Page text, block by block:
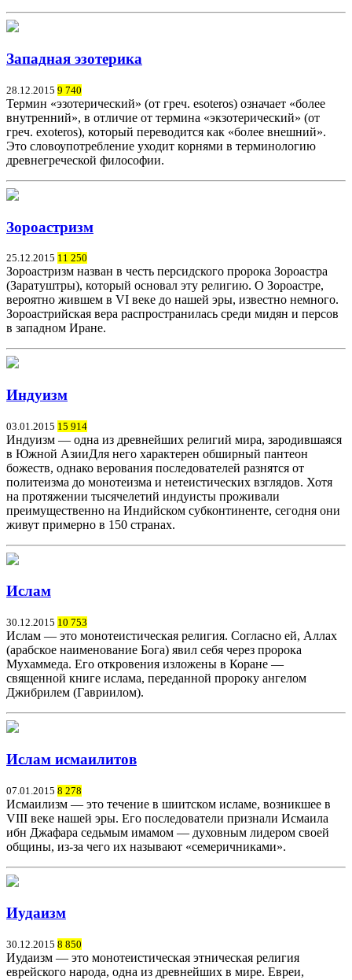
Западная эзотерика
28.12.2015 9 740
Термин «эзотерический» (от греч. esoteros) означает «более
внутренний», в отличие от термина «экзотерический» (от
греч. exoteros), который переводится как «более внешний».
Это словоупотребление уходит корнями в терминологию
древнегреческой философии.
Зороастризм
25.12.2015 11 250
Зороастризм назван в честь персидского пророка Зороастра
(Заратуштры), который основал эту религию. О Зороастре,
вероятно жившем в VI веке до нашей эры, известно немного.
Зороастрийская вера распространилась среди мидян и персов
в западном Иране.
Индуизм
03.01.2015 15 914
Индуизм — одна из древнейших религий мира, зародившаяся
в Южной АзииДля него характерен обширный пантеон
божеств, однако верования последователей разнятся от
политеизма до монотеизма и нетеистических взглядов. Хотя
на протяжении тысячелетий индуисты проживали
преимущественно на Индийском субконтиненте, сегодня они
живут примерно в 150 странах.
Ислам
30.12.2015 10 753
Ислам — это монотеистическая религия. Согласно ей, Аллах
(арабское наименование Бога) явил себя через пророка
Мухаммеда. Его откровения изложены в Коране —
священной книге ислама, переданной пророку ангелом
Джибрилем (Гавриилом).
Ислам исмаилитов
07.01.2015 8 278
Исмаилизм — это течение в шиитском исламе, возникшее в
VIII веке нашей эры. Его последователи признали Исмаила
ибн Джафара седьмым имамом — духовным лидером своей
общины, из-за чего их называют «семеричниками».
Иудаизм
30.12.2015 8 850
Иудаизм — это монотеистическая этническая религия
еврейского народа, одна из древнейших в мире. Евреи,